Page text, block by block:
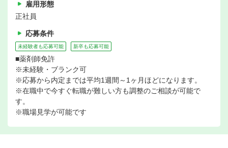
雇用形態
正社員
応募条件
未経験者も応募可能 新卒も応募可能
■薬剤師免許
※未経験・ブランク可
※応募から内定までは平均1週間～1ヶ月ほどになります。
※在職中で今すぐ転職が難しい方も調整のご相談が可能で
す。
※職場見学が可能です